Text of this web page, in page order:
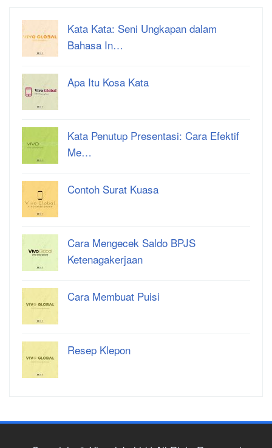
Kata Kata: Seni Ungkapan dalam
Bahasa In…
Apa Itu Kosa Kata
Kata Penutup Presentasi: Cara Efektif
Me…
Contoh Surat Kuasa
Cara Mengecek Saldo BPJS
Ketenagakerjaan
Cara Membuat Puisi
Resep Klepon